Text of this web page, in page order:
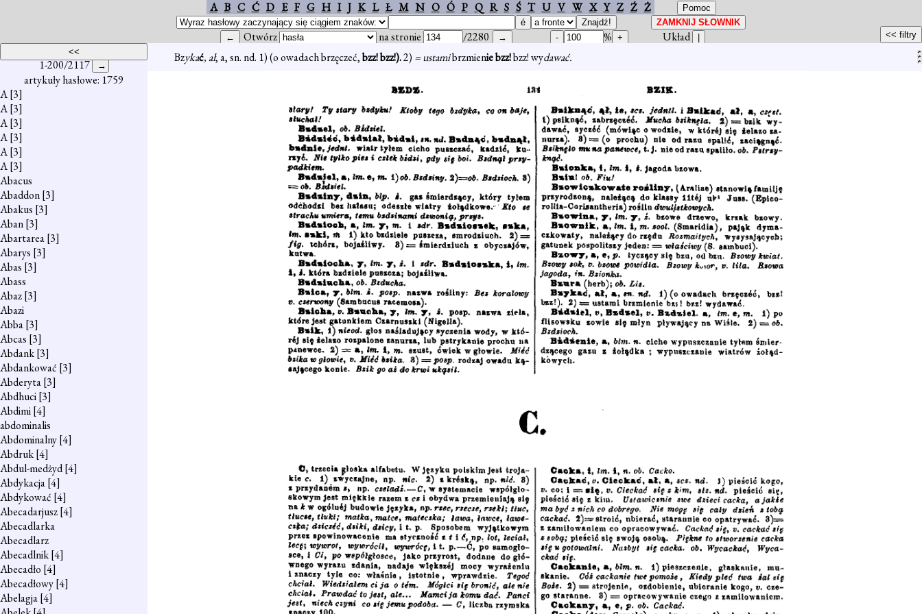
A B C Ć D E F G H I J K L Ł M N O Ó P Q R S Ś T U V W X Y Z Ź Ż
Otwórz na stronie /2280 %
Układ
1-200/2117
artykuły hasłowe: 1759
A[3]
A[3]
A[3]
A[3]
A[3]
A[3]
Abacus
Abaddon[3]
Abakus [3]
Aban[3]
Abartarea[3]
Abarys [3]
Abas [3]
Abass
Abaz[3]
Abazi
Abba[3]
Abcas [3]
Abdank[3]
Abdankować [3]
Abderyta[3]
Abdhuci[3]
Abdimi[4]
abdominalis
Abdominalny[4]
Abdruk[4]
Abdul-medżyd[4]
Abdykacja[4]
Abdykować [4]
Abecadarjusz[4]
Abecadlarka
Abecadlarz
Abecadlnik[4]
Abecadło [4]
Abecadłowy[4]
Abelagja[4]
Bzykać, ał, a, sn. nd. 1) (o owadach brzęczeć,bzz! bzz!).2) = ustamibrzmienie bzz!bzz!wydawać.